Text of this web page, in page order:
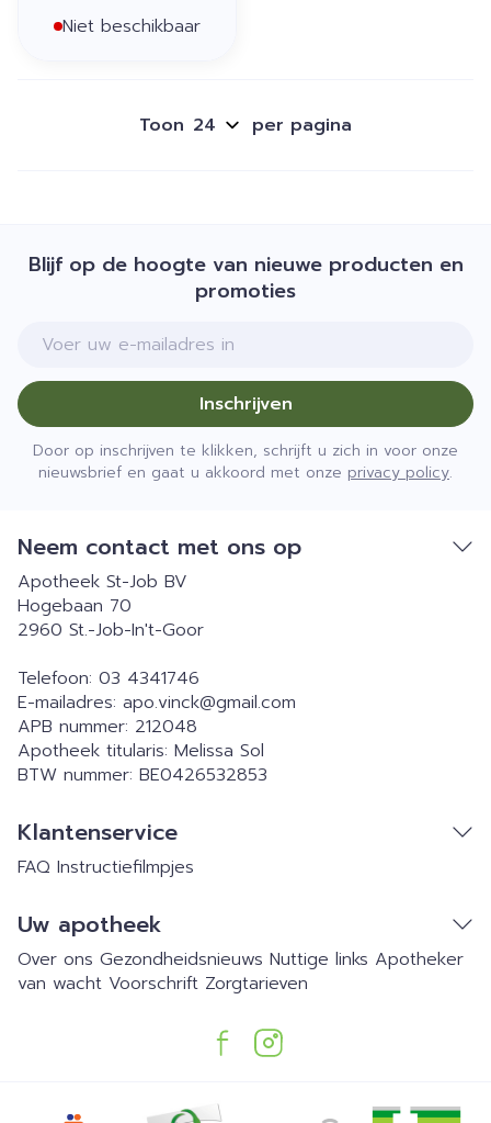
Niet beschikbaar
Toon per pagina
Blijf op de hoogte van nieuwe producten en
promoties
E-mail adres
Inschrijven
Door op inschrijven te klikken, schrijft u zich in voor onze
nieuwsbrief en gaat u akkoord met onze privacy policy.
Neem contact met ons op
Apotheek St-Job BV
Hogebaan 70
2960 St.-Job-In't-Goor
Telefoon: 03 4341746
E-mailadres: apo.vinck@gmail.com
APB nummer: 212048
Apotheek titularis: Melissa Sol
BTW nummer: BE0426532853
Klantenservice
FAQ Instructiefilmpjes
Uw apotheek
Over ons Gezondheidsnieuws Nuttige links Apotheker
van wacht Voorschrift Zorgtarieven